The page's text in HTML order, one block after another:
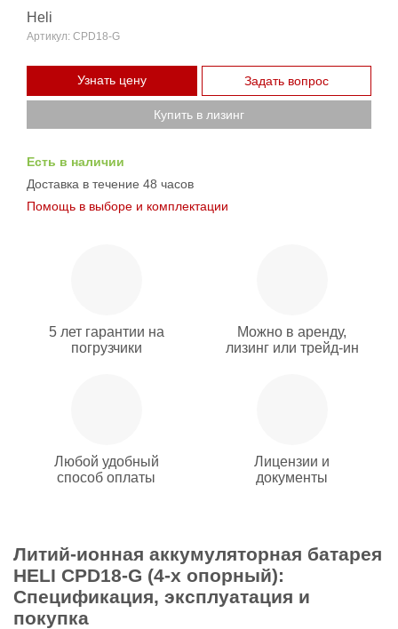
Heli
Артикул: CPD18-G
Узнать цену Задать вопрос
Купить в лизинг
Есть в наличии
Доставка в течение 48 часов
Помощь в выборе и комплектации
5 лет гарантии на
погрузчики
Можно в аренду,
лизинг или трейд-ин
Любой удобный
способ оплаты
Лицензии и
документы
Литий-ионная аккумуляторная батарея
HELI CPD18-G (4-х опорный):
Спецификация, эксплуатация и
покупка